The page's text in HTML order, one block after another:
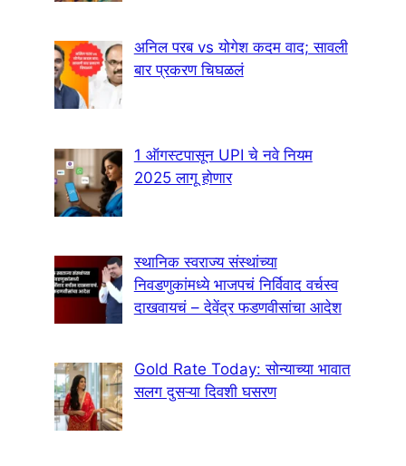
अनिल परब vs योगेश कदम वाद; सावली
बार प्रकरण चिघळलं
1 ऑगस्टपासून UPI चे नवे नियम
2025 लागू होणार
स्थानिक स्वराज्य संस्थांच्या
निवडणुकांमध्ये भाजपचं निर्विवाद वर्चस्व
दाखवायचं – देवेंद्र फडणवीसांचा आदेश
Gold Rate Today: सोन्याच्या भावात
सलग दुसऱ्या दिवशी घसरण